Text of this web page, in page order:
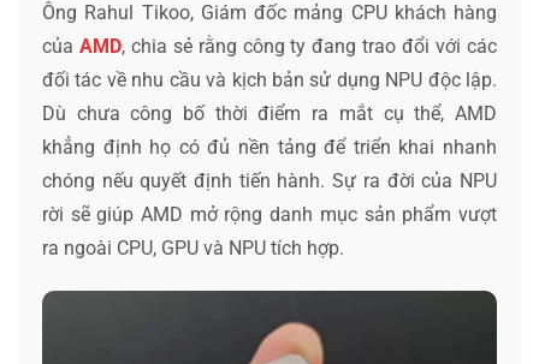
Ông Rahul Tikoo, Giám đốc mảng CPU khách hàng
của AMD, chia sẻ rằng công ty đang trao đổi với các
đối tác về nhu cầu và kịch bản sử dụng NPU độc lập.
Dù chưa công bố thời điểm ra mắt cụ thể, AMD
khẳng định họ có đủ nền tảng để triển khai nhanh
chóng nếu quyết định tiến hành. Sự ra đời của NPU
rời sẽ giúp AMD mở rộng danh mục sản phẩm vượt
ra ngoài CPU, GPU và NPU tích hợp.